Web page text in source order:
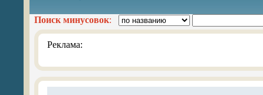
Поиск минусовок:
Реклама: